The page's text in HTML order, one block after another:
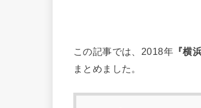
この記事では、2018年『横
まとめました。